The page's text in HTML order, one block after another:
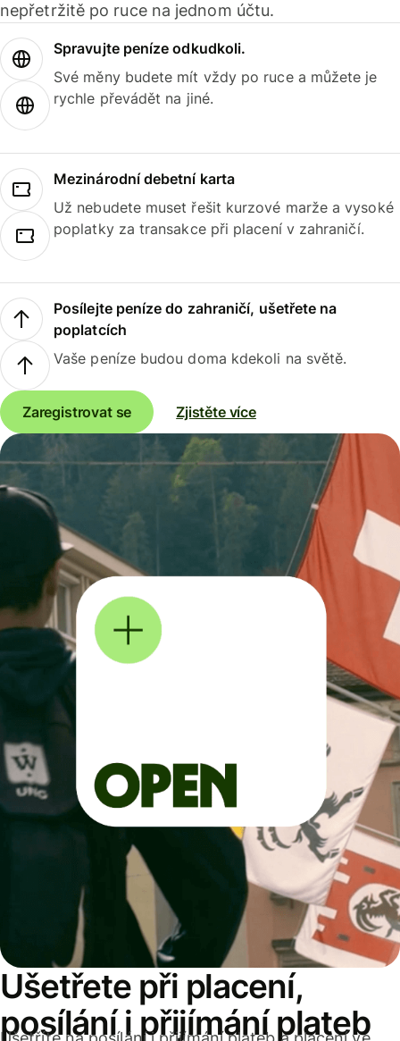
nepřetržitě po ruce na jednom účtu.
Spravujte peníze odkudkoli.
Své měny budete mít vždy po ruce a můžete je
rychle převádět na jiné.
Mezinárodní debetní karta
Už nebudete muset řešit kurzové marže a vysoké
poplatky za transakce při placení v zahraničí.
Posílejte peníze do zahraničí, ušetřete na
poplatcích
Vaše peníze budou doma kdekoli na světě.
Zaregistrovat se Zjistěte více
Ušetřete při placení,
posílání i přijímání plateb